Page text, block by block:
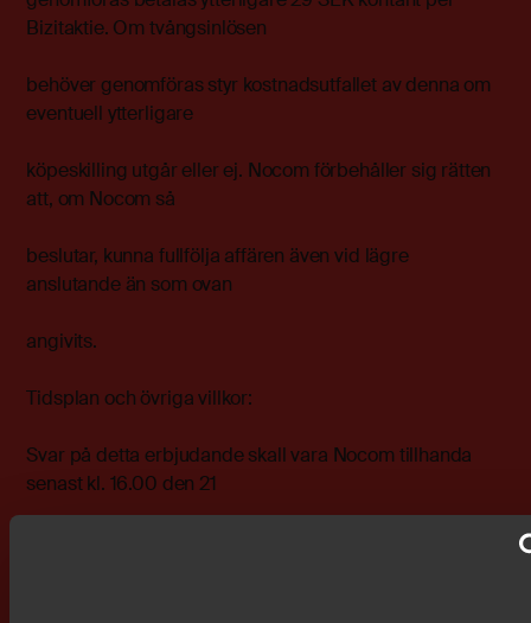
Bizitaktie. Om tvångsinlösen
behöver genomföras styr kostnadsutfallet av denna om
eventuell ytterligare
köpeskilling utgår eller ej. Nocom förbehåller sig rätten
att, om Nocom så
beslutar, kunna fullfölja affären även vid lägre
anslutande än som ovan
angivits.
Tidsplan och övriga villkor:
Svar på detta erbjudande skall vara Nocom tillhanda
senast kl. 16.00 den 21